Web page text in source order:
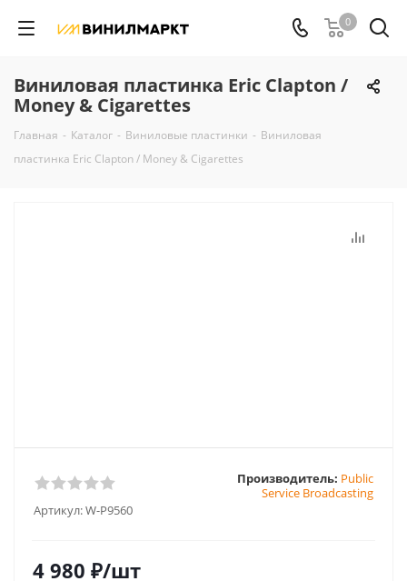
0
Виниловая пластинка Eric Clapton /
Money & Cigarettes
Главная - Каталог - Виниловые пластинки - Виниловая
пластинка Eric Clapton / Money & Cigarettes
Артикул:W-P9560
Производитель: Public
Service Broadcasting
4 980 ₽/шт